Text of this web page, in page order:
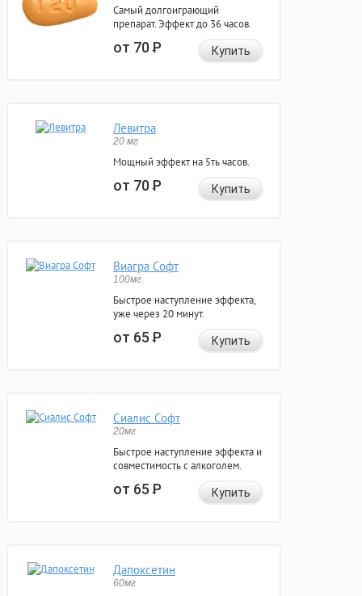
Самый долгоиграющий
препарат. Эффект до 36 часов.
от 70Р Купить
Левитра
20 мг
Мощный эффект на 5ть часов.
от 70Р Купить
Виагра Софт
100мг
Быстрое наступление эффекта,
уже через 20 минут.
от 65Р Купить
Сиалис Софт
20мг
Быстрое наступление эффекта и
совместимость с алкоголем.
от 65Р Купить
Дапоксетин
60мг